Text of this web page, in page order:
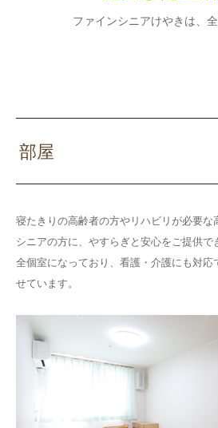
ファインシニアけやきは、全
部屋
寝たきりの高齢者の方やリハビリが必要な
シニアの方に、やすらぎと安心をご提供
全個室になっており、看護・介護にも対応
せています。